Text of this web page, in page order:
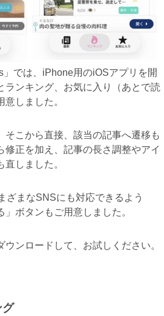
では、iPhone用のiOSアプリを開
ランキング、お気に入り（あとで読
しました。
そこから直接、該当の記事へ遷移も
修正を加え、記事の長さ調整やアイ
しました。
ざまなSNSにも対応できるよう
」ボタンもご用意しました。
ンロードして、お試しください。
グ